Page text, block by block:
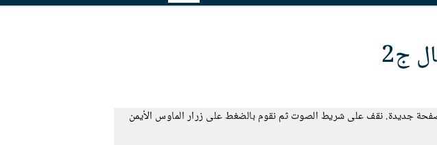
ج2
صفحة جديدة. نقف على شريط الصوت ثم نقوم بالضغط على زرار الماوس الأيمن